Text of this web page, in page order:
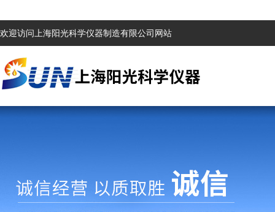
欢迎访问上海阳光科学仪器制造有限公司网站